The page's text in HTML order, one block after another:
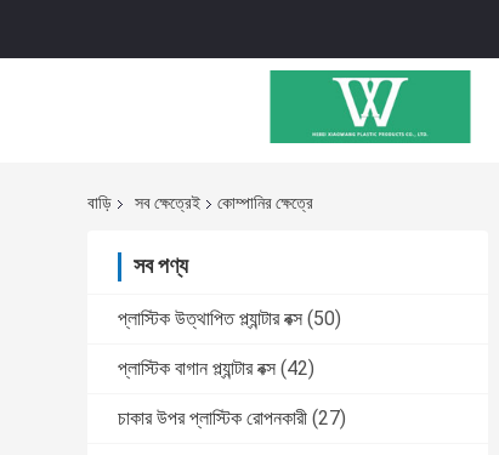
বাড়ি সব ক্ষেত্রেই কোম্পানির ক্ষেত্রে
সব পণ্য
প্লাস্টিক উত্থাপিত প্ল্যান্টার বক্স (50)
প্লাস্টিক বাগান প্ল্যান্টার বক্স (42)
চাকার উপর প্লাস্টিক রোপনকারী (27)